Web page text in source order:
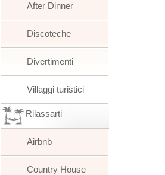
After Dinner
Discoteche
Divertimenti
Villaggi turistici
Rilassarti
Airbnb
Country House